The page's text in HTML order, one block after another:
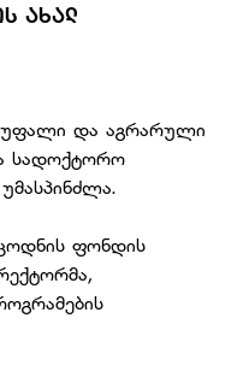
ᲐᲮᲐᲚ
და აგრარული
სადოქტორო
ფონდის